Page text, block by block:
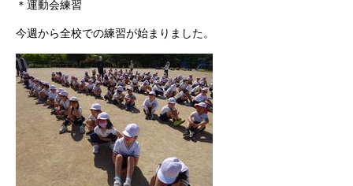
＊運動会練習
今週から全校での練習が始まりました。